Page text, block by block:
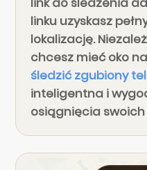
linku uzyskasz
lokalizację.
chcesz mieć oko
śledzić zgubiony
inteligentna i
osiągnięcia